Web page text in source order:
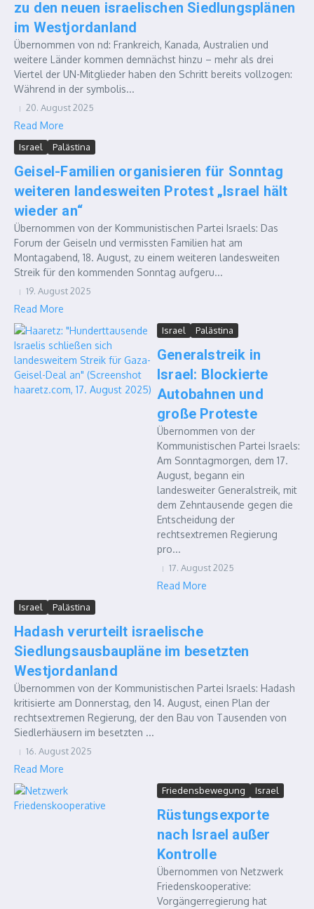
zu den neuen israelischen Siedlungsplänen
im Westjordanland
Übernommen von nd: Frankreich, Kanada, Australien und
weitere Länder kommen demnächst hinzu – mehr als drei
Viertel der UN-Mitglieder haben den Schritt bereits vollzogen:
Während in der symbolis...
20. August 2025
Read More
Israel Palästina
Geisel-Familien organisieren für Sonntag
weiteren landesweiten Protest „Israel hält
wieder an“
Übernommen von der Kommunistischen Partei Israels: Das
Forum der Geiseln und vermissten Familien hat am
Montagabend, 18. August, zu einem weiteren landesweiten
Streik für den kommenden Sonntag aufgeru...
19. August 2025
Read More
Israel Palästina
Generalstreik in
Israel: Blockierte
Autobahnen und
große Proteste
Übernommen von der
Kommunistischen Partei Israels:
Am Sonntagmorgen, dem 17.
August, begann ein
landesweiter Generalstreik, mit
dem Zehntausende gegen die
Entscheidung der
rechtsextremen Regierung
pro...
17. August 2025
Read More
Israel Palästina
Hadash verurteilt israelische
Siedlungsausbaupläne im besetzten
Westjordanland
Übernommen von der Kommunistischen Partei Israels: Hadash
kritisierte am Donnerstag, den 14. August, einen Plan der
rechtsextremen Regierung, der den Bau von Tausenden von
Siedlerhäusern im besetzten ...
16. August 2025
Read More
Friedensbewegung Israel
Rüstungsexporte
nach Israel außer
Kontrolle
Übernommen von Netzwerk
Friedenskooperative:
Vorgängerregierung hat